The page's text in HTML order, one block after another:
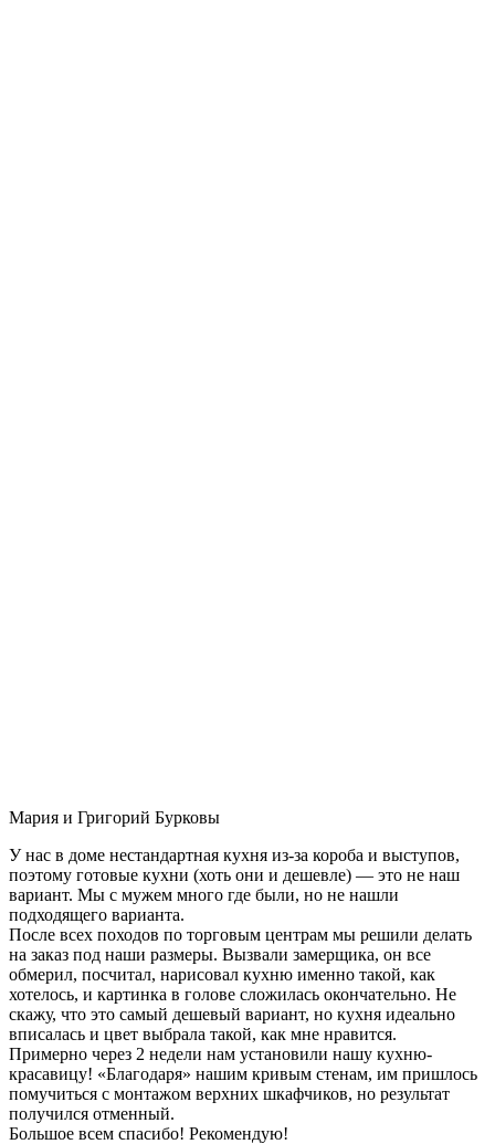
Мария и Григорий Бурковы
У нас в доме нестандартная кухня из-за короба и выступов,
поэтому готовые кухни (хоть они и дешевле) — это не наш
вариант. Мы с мужем много где были, но не нашли
подходящего варианта.
После всех походов по торговым центрам мы решили делать
на заказ под наши размеры. Вызвали замерщика, он все
обмерил, посчитал, нарисовал кухню именно такой, как
хотелось, и картинка в голове сложилась окончательно. Не
скажу, что это самый дешевый вариант, но кухня идеально
вписалась и цвет выбрала такой, как мне нравится.
Примерно через 2 недели нам установили нашу кухню-
красавицу! «Благодаря» нашим кривым стенам, им пришлось
помучиться с монтажом верхних шкафчиков, но результат
получился отменный.
Большое всем спасибо! Рекомендую!